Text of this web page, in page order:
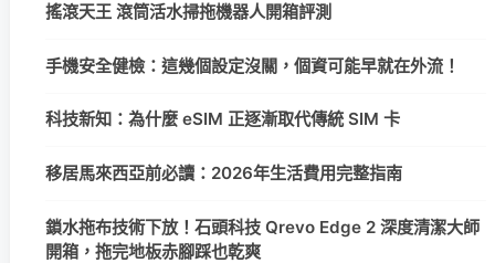
搖滾天王 滾筒活水掃拖機器人開箱評測
手機安全健檢：這幾個設定沒關，個資可能早就在外流！
科技新知：為什麼 eSIM 正逐漸取代傳統 SIM 卡
移居馬來西亞前必讀：2026年生活費用完整指南
鎖水拖布技術下放！石頭科技 Qrevo Edge 2 深度清潔大師
開箱，拖完地板赤腳踩也乾爽